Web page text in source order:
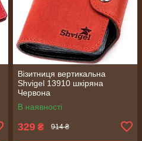
Візитниця вертикальна
Shvigel 13910 шкіряна
Червона
В наявності
329 ₴ 914 ₴